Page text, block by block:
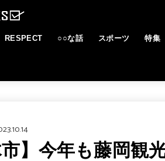
RESPECT ○○な話 スポーツ 特集
市】今年も藤岡観